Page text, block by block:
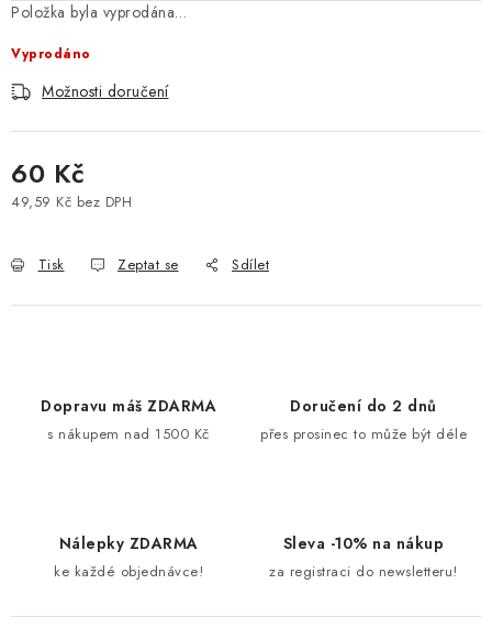
Položka byla vyprodána…
Vyprodáno
Možnosti doručení
60 Kč
49,59 Kč bez DPH
Tisk Zeptat se Sdílet
Dopravu máš ZDARMA
s nákupem nad 1500 Kč
Doručení do 2 dnů
přes prosinec to může být déle
Nálepky ZDARMA
ke každé objednávce!
Sleva -10% na nákup
za registraci do newsletteru!